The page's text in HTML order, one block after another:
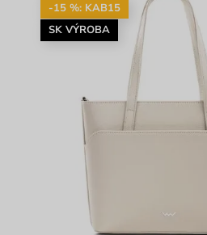
-15 %: KAB15
SK VÝROBA